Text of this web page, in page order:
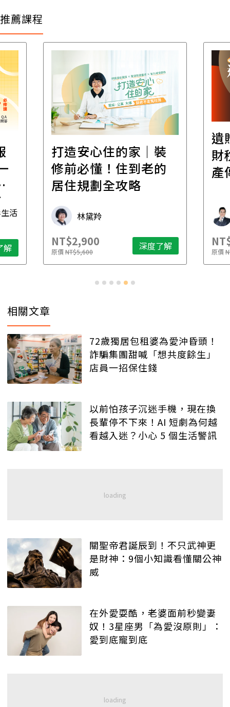
推薦課程
活
解
打造安心住的家｜裝
修前必懂！住到老的
居住規劃全攻略
林黛羚
NT$2,900
原價NT$5,600 深度了解
遺
財
產
原價
相關文章
72歲獨居包租婆為愛沖昏頭！
詐騙集團甜喊「想共度餘生」
店員一招保住錢
以前怕孩子沉迷手機，現在換
長輩停不下來！AI 短劇為何越
看越入迷？小心 5 個生活警訊
關聖帝君誕辰到！不只武神更
是財神：9個小知識看懂關公神
威
在外愛耍酷，老婆面前秒變妻
奴！3星座男「為愛沒原則」：
愛到底寵到底